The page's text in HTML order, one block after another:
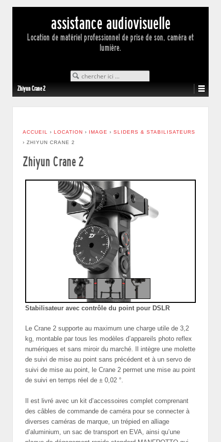
assistance audiovisuelle
Location de matériel professionnel de prise de son, caméra et
lumière.
Search for:
Zhiyun Crane 2
ACCUEIL › LOCATION › IMAGE › SLIDERS & STABILISATEURS
› ZHIYUN CRANE 2
Zhiyun Crane 2
Stabilisateur avec contrôle du point pour DSLR
Le Crane 2 supporte au maximum une charge utile de 3,2
kg, montable par tous les modèles d’appareils photo reflex
numériques et sans miroir du marché. Il intègre une molette
de suivi de mise au point sans précédent et à un servo de
suivi de mise au point, le Crane 2 permet une mise au point
de suivi en temps réel de ± 0,02 °.
Il est livré avec un kit d’accessoires complet comprenant
des câbles de commande de caméra pour se connecter à
diverses caméras de marque, un trépied en alliage
d’aluminium, un sac de transport en EVA, ainsi qu’une